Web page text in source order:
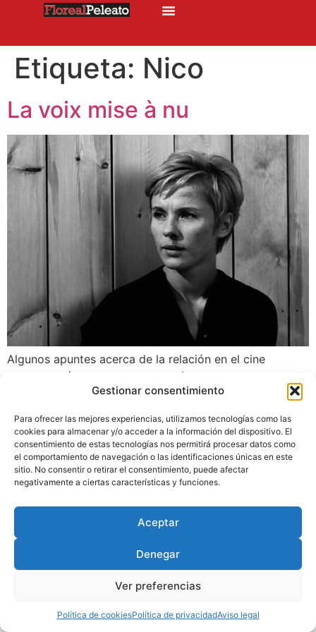
Gestionar consentimiento
Para ofrecer las mejores experiencias, utilizamos tecnologías como las
cookies para almacenar y/o acceder a la información del dispositivo. El
consentimiento de estas tecnologías nos permitirá procesar datos como
el comportamiento de navegación o las identificaciones únicas en este
sitio. No consentir o retirar el consentimiento, puede afectar
negativamente a ciertas características y funciones.
Aceptar
Denegar
Ver preferencias
Política de cookiesPolítica de privacidadAviso legal
Etiqueta: Nico
La voix mise à nu
Algunos apuntes acerca de la relación en el cine
contemporáneo entre voz y erotismo.
Diseñado porTrixma|Política
de Privacidad|Aviso Legal|
Política de Cookies